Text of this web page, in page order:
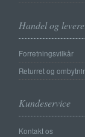
Handel og
Forretningsvilkår
Returret og
Kundeservice
Kontakt os